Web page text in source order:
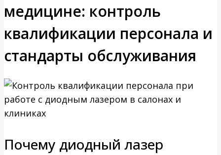
медицине: контроль
квалификации персонала и
стандарты обслуживания
Почему диодный лазер